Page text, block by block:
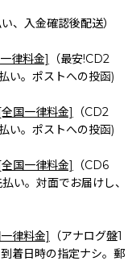
、入金確認後配送）
律料金]
（最安!CD2
い。ポストへの投函)
[全国一律料金]
（CD2
い。ポストへの投函)
[全国一律料金]
（CD6
い。対面でお届けし、
律料金]
（アナログ盤1
着日時の指定ナシ。郵